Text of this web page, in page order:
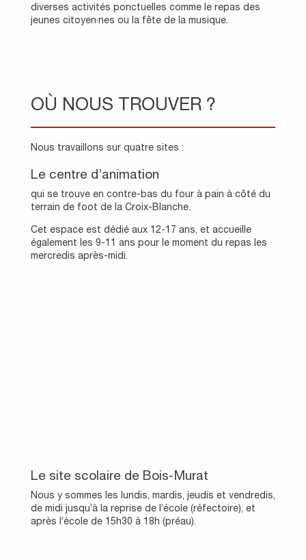
diverses activités ponctuelles comme le repas des
jeunes citoyen·nes ou la fête de la musique.
OÙ NOUS TROUVER ?
Nous travaillons sur quatre sites :
Le centre d’animation
qui se trouve en contre-bas du four à pain à côté du
terrain de foot de la Croix-Blanche.
Cet espace est dédié aux 12-17 ans, et accueille
également les 9-11 ans pour le moment du repas les
mercredis après-midi.
Le site scolaire de Bois-Murat
Nous y sommes les lundis, mardis, jeudis et vendredis,
de midi jusqu’à la reprise de l’école (réfectoire), et
après l’école de 15h30 à 18h (préau).